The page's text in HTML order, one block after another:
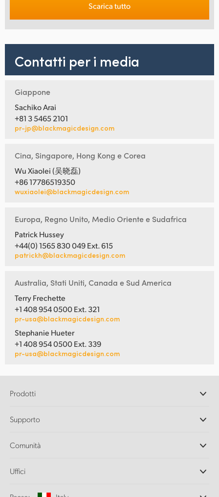
Scarica tutto
Contatti per i media
Giappone
Sachiko Arai
+81 3 5465 2101
pr-jp@blackmagicdesign.com
Cina, Singapore, Hong Kong e Corea
Wu Xiaolei (吴晓磊)
+86 17786519350
wuxiaolei@blackmagicdesign.com
Europa, Regno Unito, Medio Oriente e Sudafrica
Patrick Hussey
+44(0) 1565 830 049 Ext. 615
patrickh@blackmagicdesign.com
Australia, Stati Uniti, Canada e Sud America
Terry Frechette
+1 408 954 0500 Ext. 321
pr-usa@blackmagicdesign.com
Stephanie Hueter
+1 408 954 0500 Ext. 339
pr-usa@blackmagicdesign.com
Prodotti
DaVinci Resolve e Fusion
Ultimatte
Acquisizione e riproduzione
Conversione di standard
Supporto
Centro assistenza
Comunità
Uffici